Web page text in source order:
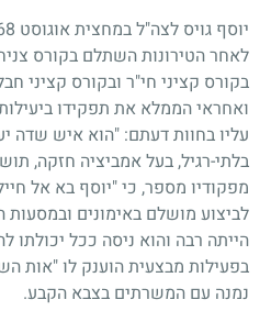
יוסף גויס לצה"ל במחצית אוגוסט
לאחר הטירונות השתלם בקורס
בקורס קציני חי"ר ובקורס קציני
ואחראי הממלא את תפקידו
עליו בחוות דעתם: "הוא איש שדה
בלתי-רגיל, בעל אמביציה חזקה,
מפקודיו מספר, כי "יוסף בא אל
לביצוע מושלם באימונים
הייתה רבה והוא ניסה ככל יכולתו
בפעילות מבצעית הוענק לו "אות
נמנה עם המשרתים בצבא הקבע.